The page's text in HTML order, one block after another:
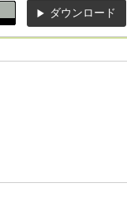
ダウンロード